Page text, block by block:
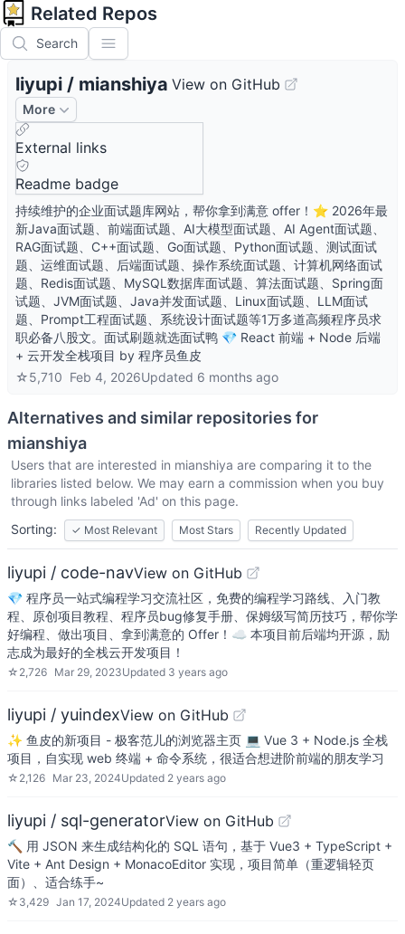
Related Repos
Search
liyupi / mianshiya View on GitHub
More
External links
Readme badge
持续维护的企业面试题库网站，帮你拿到满意 offer！⭐️ 2026年最
新Java面试题、前端面试题、AI大模型面试题、AI Agent面试题、
RAG面试题、C++面试题、Go面试题、Python面试题、测试面试
题、运维面试题、后端面试题、操作系统面试题、计算机网络面试
题、Redis面试题、MySQL数据库面试题、算法面试题、Spring面
试题、JVM面试题、Java并发面试题、Linux面试题、LLM面试
题、Prompt工程面试题、系统设计面试题等1万多道高频程序员求
职必备八股文。面试刷题就选面试鸭 💎 React 前端 + Node 后端
+ 云开发全栈项目 by 程序员鱼皮
☆5,710 Feb 4, 2026Updated 6 months ago
Alternatives and similar repositories for
mianshiya
Users that are interested in mianshiya are comparing it to the
libraries listed below. We may earn a commission when you buy
through links labeled 'Ad' on this page.
Sorting:
✓ Most Relevant Most Stars Recently Updated
liyupi / code-navView on GitHub
💎 程序员一站式编程学习交流社区，免费的编程学习路线、入门教
程、原创项目教程、程序员bug修复手册、保姆级写简历技巧，帮你学
好编程、做出项目、拿到满意的 Offer！☁️ 本项目前后端均开源，励
志成为最好的全栈云开发项目！
☆ 2,726 Mar 29, 2023Updated 3 years ago
liyupi / yuindexView on GitHub
✨ 鱼皮的新项目 - 极客范儿的浏览器主页 💻 Vue 3 + Node.js 全栈
项目，自实现 web 终端 + 命令系统，很适合想进阶前端的朋友学习
☆ 2,126 Mar 23, 2024Updated 2 years ago
liyupi / sql-generatorView on GitHub
🔨 用 JSON 来生成结构化的 SQL 语句，基于 Vue3 + TypeScript +
Vite + Ant Design + MonacoEditor 实现，项目简单（重逻辑轻页
面）、适合练手~
☆ 3,429 Jan 17, 2024Updated 2 years ago